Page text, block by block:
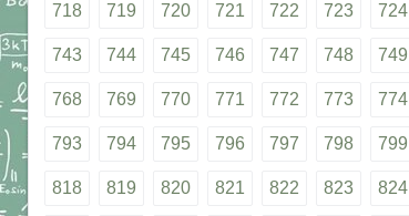
718 719 720 721 722 723 724
743 744 745 746 747 748 749
768 769 770 771 772 773 774
793 794 795 796 797 798 799
818 819 820 821 822 823 824